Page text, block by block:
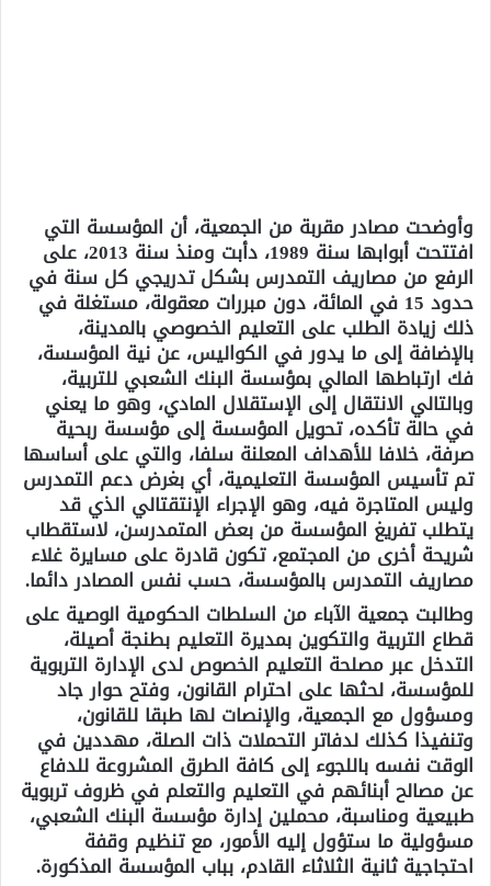
وأوضحت مصادر مقربة من الجمعية، أن المؤسسة التي
افتتحت أبوابها سنة 1989، دأبت ومنذ سنة 2013، على
الرفع من مصاريف التمدرس بشكل تدريجي كل سنة في
حدود 15 في المائة، دون مبررات معقولة، مستغلة في
ذلك زيادة الطلب على التعليم الخصوصي بالمدينة،
بالإضافة إلى ما يدور في الكواليس، عن نية المؤسسة،
فك ارتباطها المالي بمؤسسة البنك الشعبي للتربية،
وبالتالي الانتقال إلى الإستقلال المادي، وهو ما يعني
في حالة تأكده، تحويل المؤسسة إلى مؤسسة ربحية
صرفة، خلافا للأهداف المعلنة سلفا، والتي على أساسها
تم تأسيس المؤسسة التعليمية، أي بغرض دعم التمدرس
وليس المتاجرة فيه، وهو الإجراء الإنتقتالي الذي قد
يتطلب تفريغ المؤسسة من بعض المتمدرسن، لاستقطاب
شريحة أخرى من المجتمع، تكون قادرة على مسايرة غلاء
مصاريف التمدرس بالمؤسسة، حسب نفس المصادر دائما.
وطالبت جمعية الآباء من السلطات الحكومية الوصية على
قطاع التربية والتكوين بمديرة التعليم بطنجة أصيلة،
التدخل عبر مصلحة التعليم الخصوص لدى الإدارة التربوية
للمؤسسة، لحثها على احترام القانون، وفتح حوار جاد
ومسؤول مع الجمعية، والإنصات لها طبقا للقانون،
وتنفيذا كذلك لدفاتر التحملات ذات الصلة، مهددين في
الوقت نفسه باللجوء إلى كافة الطرق المشروعة للدفاع
عن مصالح أبنائهم في التعليم والتعلم في ظروف تربوية
طبيعية ومناسبة، محملين إدارة مؤسسة البنك الشعبي،
مسؤولية ما ستؤول إليه الأمور، مع تنظيم وقفة
احتجاجية ثانية الثلاثاء القادم، بباب المؤسسة المذكورة.